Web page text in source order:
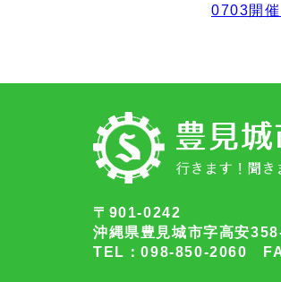
0703開
〒901-0242
沖縄県豊見城市字高安
TEL：098-850-2060